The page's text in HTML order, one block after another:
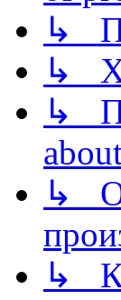
↳
↳
↳
↳
↳